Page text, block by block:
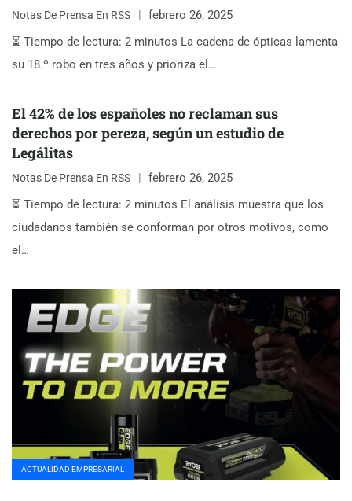
Notas De Prensa En RSS
febrero 26, 2025
⏳ Tiempo de lectura: 2 minutos La cadena de ópticas lamenta
su 18.º robo en tres años y prioriza el…
El 42% de los españoles no reclaman sus
derechos por pereza, según un estudio de
Legálitas
Notas De Prensa En RSS
febrero 26, 2025
⏳ Tiempo de lectura: 2 minutos El análisis muestra que los
ciudadanos también se conforman por otros motivos, como
el…
ACTUALIDAD EMPRESARIAL